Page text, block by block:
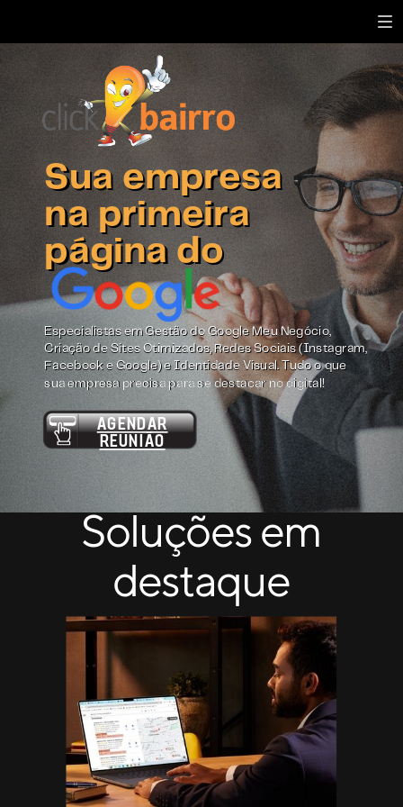
Sua empresa
na primeira
página do
Especialistas em Gestão do Google Meu Negócio,
Criação de Sites Otimizados, Redes Sociais (Instagram,
Facebook e Google) e Identidade Visual. Tudo o que
sua empresa precisa para se destacar no digital!
AGENDAR
REUNIÃO
Soluções em
destaque